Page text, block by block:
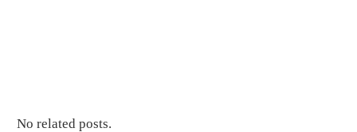
No related posts.